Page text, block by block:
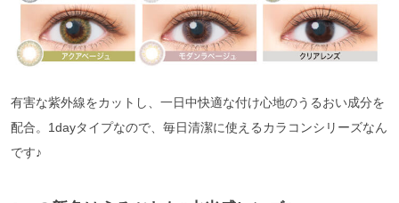
有害な紫外線をカットし、一日中快適な付け心地のうるおい成分を
配合。1dayタイプなので、毎日清潔に使えるカラコンシリーズなん
です♪